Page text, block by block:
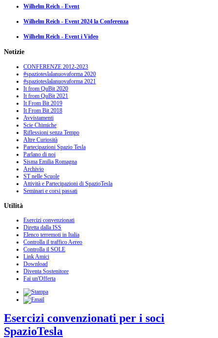
Wilhelm Reich - Event
Wilhelm Reich - Event 2024 la Conferenza
Wilhelm Reich - Event i Video
Notizie
CONFERENZE 2012-2023
#spazioteslalanuovaforma 2020
#spazioteslalanuovaforma 2021
It from QuBit 2020
It from QuBit 2021
It From Bit 2019
It From Bit 2018
Avvistamenti
Scie Chimiche
Riflessioni senza Tempo
Altre Curiosità
Partecipazioni Spazio Tesla
Parlano di noi
Sisma Emilia Romagna
Archivio
ST nelle Scuole
Attività e Partecipazioni di SpazioTesla
Seminari e corsi passati
Utilità
Esercizi convenzionati
Diretta dalla ISS
Elenco terremoti in Italia
Controlla il traffico Aereo
Controlla il SOLE
Link Amici
Download
Diventa Sostenitore
Fai un'Offerta
Esercizi convenzionati per i soci
SpazioTesla